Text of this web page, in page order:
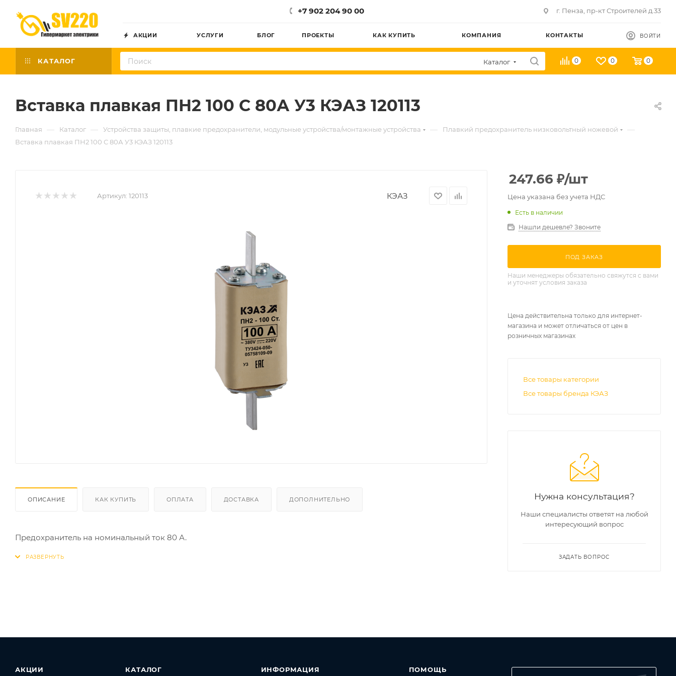
+7 902 204 90 00 г. Пенза, пр-кт Строителей д.33
АКЦИИ УСЛУГИ БЛОГ ПРОЕКТЫ КАК КУПИТЬ КОМПАНИЯ КОНТАКТЫ ВОЙТИ
КАТАЛОГ Каталог 0 0 0
Вставка плавкая ПН2 100 С 80А У3 КЭАЗ 120113
Главная — Каталог — Устройства защиты, плавкие предохранители, модульные устройства/монтажные устройства — Плавкий предохранитель низковольтный ножевой —
Вставка плавкая ПН2 100 С 80А У3 КЭАЗ 120113
Артикул: 120113 КЭАЗ
ОПИСАНИЕ КАК КУПИТЬ ОПЛАТА ДОСТАВКА ДОПОЛНИТЕЛЬНО
Предохранитель на номинальный ток 80 А.
247.66 ₽/шт
Цена указана без учета НДС
Есть в наличии
Нашли дешевле? Звоните
ПОД ЗАКАЗ
Наши менеджеры обязательно свяжутся с вами
и уточнят условия заказа
Цена действительна только для интернет-
магазина и может отличаться от цен в
розничных магазинах
Все товары категории
Все товары бренда КЭАЗ
Нужна консультация?
Наши специалисты ответят на любой
интересующий вопрос
ЗАДАТЬ ВОПРОС
АКЦИИ КАТАЛОГ ИНФОРМАЦИЯ ПОМОЩЬ